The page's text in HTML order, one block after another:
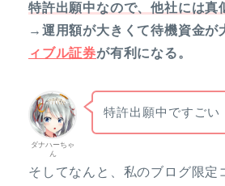
特許出願中なので、他社には真
→運用額が大きくて待機資金が
ィブル証券が有利になる。
ダナハーちゃ
ん
特許出願中ですごい
そしてなんと、私のブログ限定